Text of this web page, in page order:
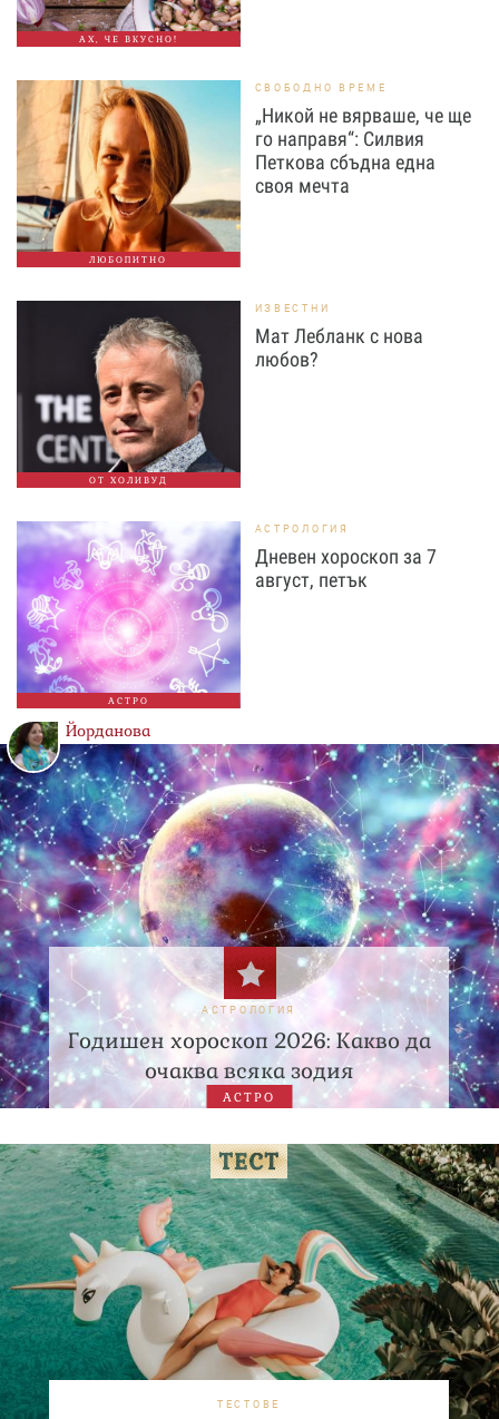
АХ, ЧЕ ВКУСНО!
ЛЮБОПИТНО
СВОБОДНО ВРЕМЕ
„Никой не вярваше, че ще
го направя“: Силвия
Петкова сбъдна една
своя мечта
ОТ ХОЛИВУД
ИЗВЕСТНИ
Мат Лебланк с нова
любов?
АСТРО
АСТРОЛОГИЯ
Дневен хороскоп за 7
август, петък
Йорданова
АСТРОЛОГИЯ
Годишен хороскоп 2026: Какво да
очаква всяка зодия
АСТРО
ТЕСТОВЕ